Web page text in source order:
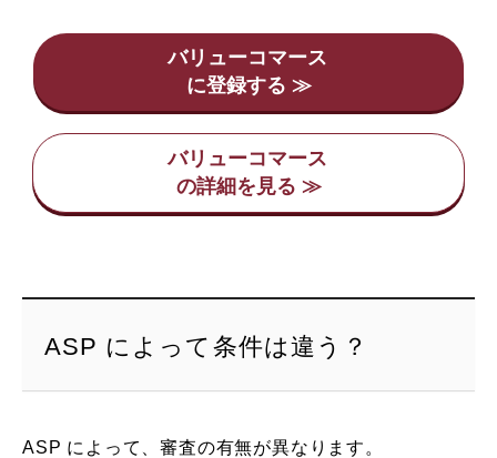
バリューコマース
バリューコマース
ASP によって条件は違う？
ASP によって、審査の有無が異なります。